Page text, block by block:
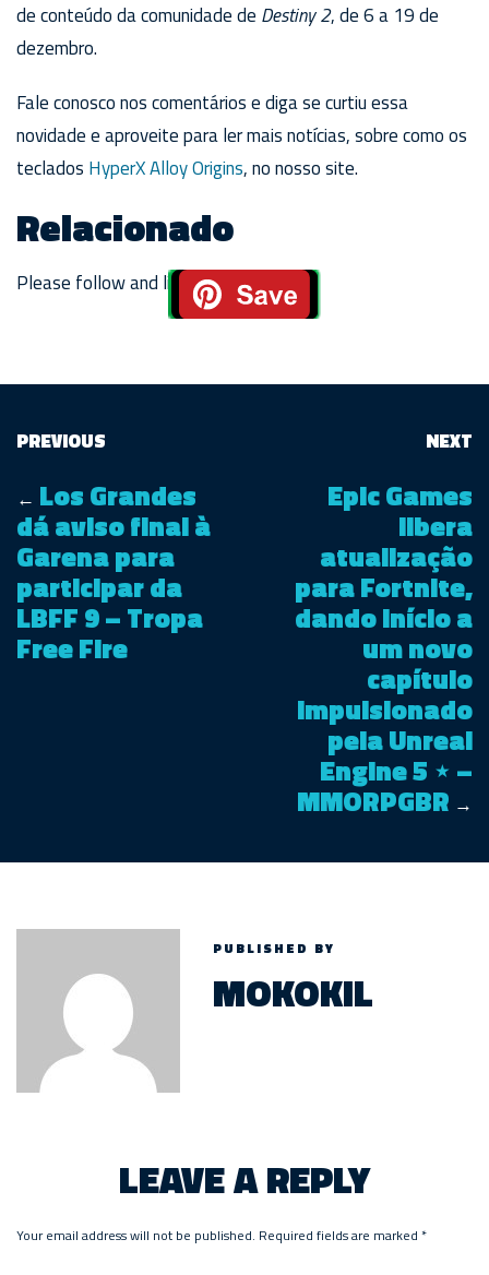
de conteúdo da comunidade de Destiny 2, de 6 a 19 de
dezembro.
Fale conosco nos comentários e diga se curtiu essa
novidade e aproveite para ler mais notícias, sobre como os
teclados HyperX Alloy Origins, no nosso site.
Relacionado
Please follow and like us:
PREVIOUS
← Los Grandes
dá aviso final à
Garena para
participar da
LBFF 9 – Tropa
Free Fire
NEXT
Epic Games
libera
atualização
para Fortnite,
dando início a
um novo
capítulo
impulsionado
pela Unreal
Engine 5 ⋆ –
MMORPGBR →
PUBLISHED BY
MOKOKIL
LEAVE A REPLY
Your email address will not be published. Required fields are marked *